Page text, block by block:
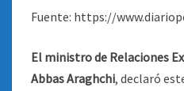
Fuente: https://
El ministro de Relaciones
Abbas Araghchi, declaró